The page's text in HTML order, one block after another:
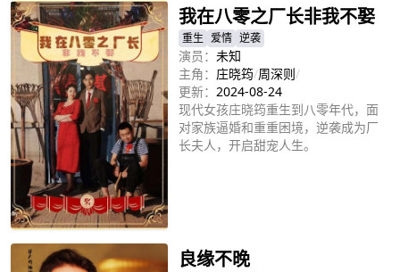
旧夫女主相继出现，裴惊絮身陷困
境。她凭借预知剧情，在容谏雪庇护
下周旋，斩断前缘，撕破女主伪装，
夺回一切。最终，容谏雪为她对抗世
俗，二人心意相通。
我在八零之厂长非我不娶
重生 爱情 逆袭
演员： 未知
主角： 庄晓筠/周深则/
更新： 2024-08-24
现代女孩庄晓筠重生到八零年代，面
对家族逼婚和重重困境，逆袭成为厂
长夫人，开启甜宠人生。
良缘不晚